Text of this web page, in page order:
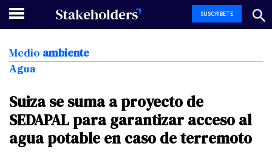
SUSCRÍBETE
Medio ambiente
Agua
Suiza se suma a proyecto de
SEDAPAL para garantizar acceso al
agua potable en caso deterremoto